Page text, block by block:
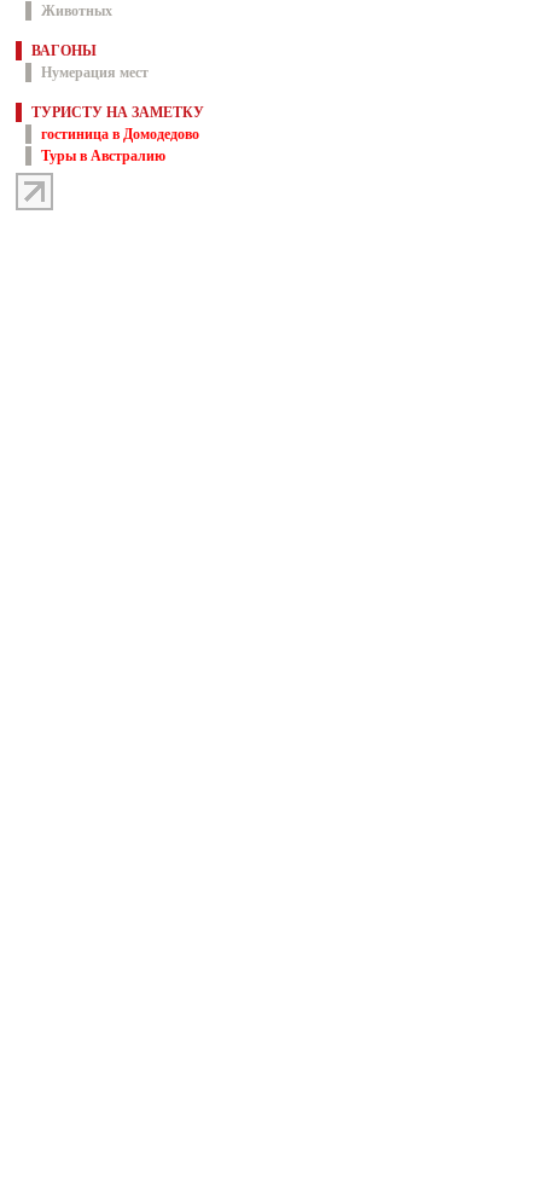
Животных
ВАГОНЫ
Нумерация мест
ТУРИСТУ НА ЗАМЕТКУ
гостиница в Домодедово
Туры в Австралию